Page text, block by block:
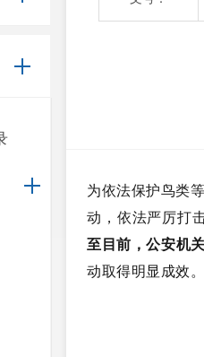
为依法保护鸟类
动，依法严厉打
至目前，公安机
动取得明显成效